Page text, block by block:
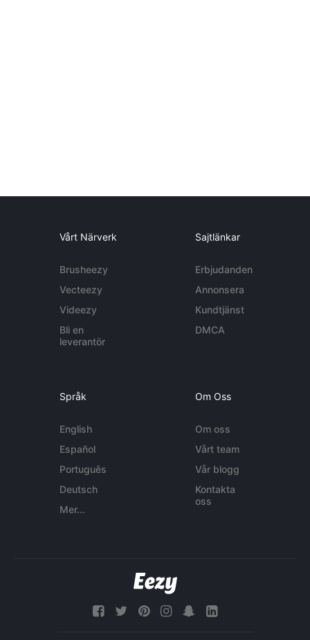
Vårt Närverk
Brusheezy
Vecteezy
Videezy
Bli en
leverantör
Sajtlänkar
Erbjudanden
Annonsera
Kundtjänst
DMCA
Språk
English
Español
Português
Deutsch
Mer...
Om Oss
Om oss
Vårt team
Vår blogg
Kontakta
oss